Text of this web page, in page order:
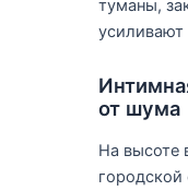
туманы,
усиливают
от шума
На высоте
городской